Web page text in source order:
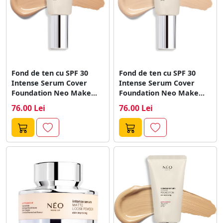
Fond de ten cu SPF 30
Intense Serum Cover
Foundation Neo Make...
76.00 Lei
Fond de ten cu SPF 30
Intense Serum Cover
Foundation Neo Make...
76.00 Lei